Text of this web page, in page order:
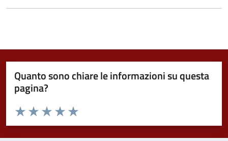
Quanto sono chiare le informazioni su questa
pagina?
Valuta da 1 a 5 stelle la pagina
Valuta 5 stelle su 5
Valuta 4 stelle su 5
Valuta 3 stelle su 5
Valuta 2 stelle su 5
Valuta 1 stelle su 5